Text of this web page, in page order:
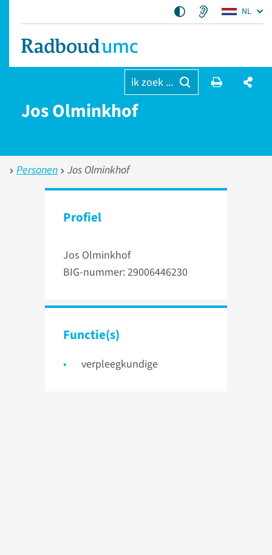
NL
ik zoek ...
Jos Olminkhof
Personen Jos Olminkhof
Profiel
Jos Olminkhof
BIG-nummer: 29006446230
Functie(s)
verpleegkundige